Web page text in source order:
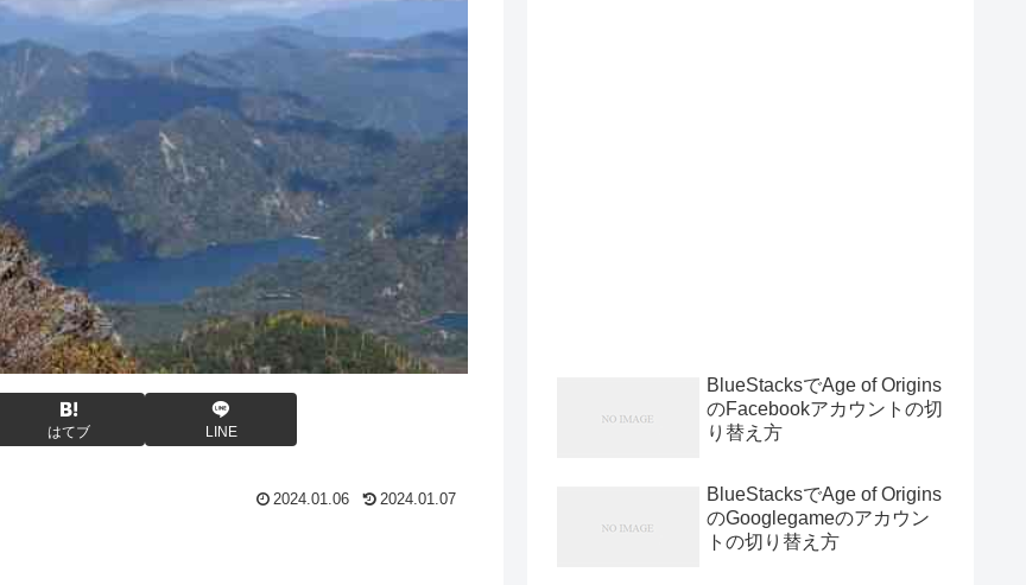
はてブ LINE
2024.01.06 2024.01.07
BlueStacksでAge of Origins
のFacebookアカウントの切
り替え方
BlueStacksでAge of Origins
のGooglegameのアカウン
トの切り替え方